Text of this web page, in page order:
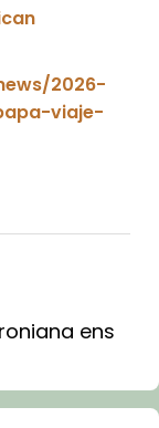
2026-
viaje-
ens
ha